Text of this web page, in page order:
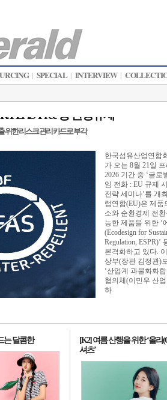
| SPECIAL | INTERVIEW |
PEAS-Free 등 환경규제
위한 리스크 관리 카드로 부각
한국섬유산업연합
가 오는 8월 21일
2026 기간 중 ‘글로
임 전화 : EU 규제
전략 세미나’를 개
럽연합(EU)은 제품
소와 순환경제 전
능한 제품을 위한 ‘
(Ecodesign for
Regulation, ESPR)’
본격화하고 있다.
상부(장관 김정관)
‘산업계 과불화화
협의체(이민우 산
하
는 달콤한
[K2] 여름 산행을 위한 ‘올라
셔츠’